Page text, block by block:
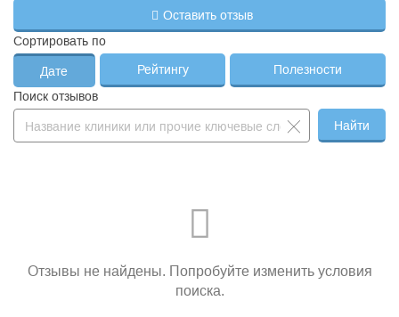
Оставить отзыв
Сортировать по
Дате Рейтингу
Полезности
Поиск отзывов
Найти
Отзывы не найдены. Попробуйте изменить условия
поиска.